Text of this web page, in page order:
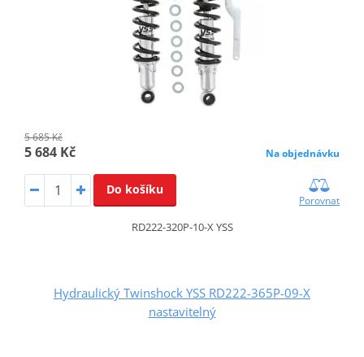
5 685 Kč
5 684 Kč Na objednávku
Do košíku
Porovnat
RD222-320P-10-X YSS
Hydraulický Twinshock YSS RD222-365P-09-X
nastavitelný